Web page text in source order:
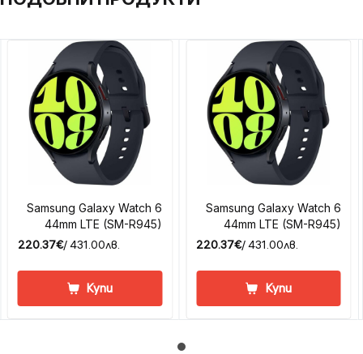
Samsung Galaxy Watch 6
44mm LTE (SM-R945)
220.37€/ 431.00лв.
Купи
Samsung Galaxy Watch 6
44mm LTE (SM-R945)
220.37€/ 431.00лв.
Купи